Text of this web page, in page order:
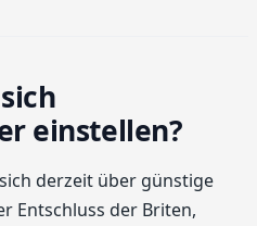
einstellen?
derzeit über günstige
Entschluss der Briten,